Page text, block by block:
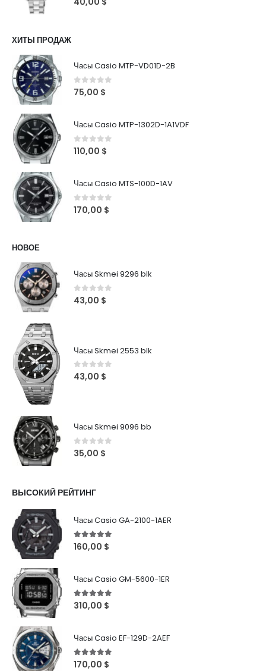
ХИТЫ ПРОДАЖ
Часы Casio MTP-VD01D-2B
0out of 5
75,00 $
Часы Casio MTP-1302D-1A1VDF
0out of 5
110,00 $
Часы Casio MTS-100D-1AV
0out of 5
170,00 $
НОВОЕ
Часы Skmei 9296 blk
0 out of 5
43,00 $
Часы Skmei 2553 blk
0 out of 5
43,00 $
Часы Skmei 9096 bb
0out of 5
35,00 $
ВЫСОКИЙ РЕЙТИНГ
Часы Casio GA-2100-1AER
5out of 5
160,00 $
Часы Casio GM-5600-1ER
5out of 5
310,00 $
Часы Casio EF-129D-2AEF
5out of 5
170,00 $